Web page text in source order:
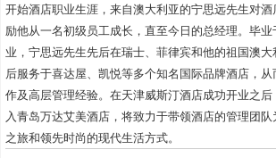
开始酒店职业生涯，来自澳大利亚的宁思远先生对
励他从一名初级员工成长，直至今日的总经理。毕
业，宁思远先生先后在瑞士、菲律宾和他的祖国澳
后服务于喜达屋、凯悦等多个知名国际品牌酒店，
作及高层管理经验。在天津威斯汀酒店成功开业之
入青岛万达艾美酒店，将致力于带领酒店的管理团
之旅和领先时尚的现代生活方式。